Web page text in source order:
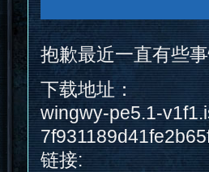
抱歉最近一直有些
下载地址：
wingwy-pe5.1-
链接: